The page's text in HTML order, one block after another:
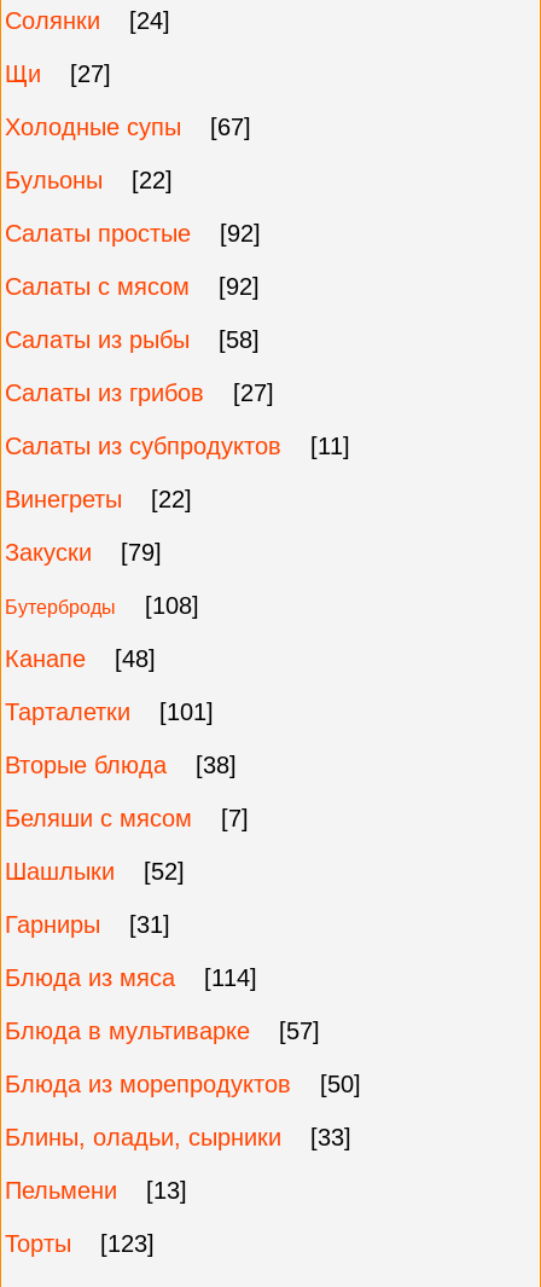
Солянки
[24]
Щи
[27]
Холодные супы
[67]
Бульоны
[22]
Салаты простые
[92]
Салаты с мясом
[92]
Салаты из рыбы
[58]
Салаты из грибов
[27]
Салаты из субпродуктов
[11]
Винегреты
[22]
Закуски
[79]
Бутерброды
[108]
Канапе
[48]
Тарталетки
[101]
Вторые блюда
[38]
Беляши с мясом
[7]
Шашлыки
[52]
Гарниры
[31]
Блюда из мяса
[114]
Блюда в мультиварке
[57]
Блюда из морепродуктов
[50]
Блины, оладьи, сырники
[33]
Пельмени
[13]
Торты
[123]